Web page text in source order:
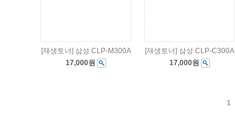
[재생토너] 삼성 CLP-M300A
17,000원
[재생토너] 삼성 CLP-C300A
17,000원
1